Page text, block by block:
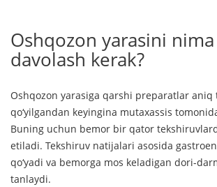
Oshqozon yarasini
davolash kerak?
Oshqozon yarasiga qarshi preparatlar aniq
qo‘yilgandan keyingina mutaxassis
Buning uchun bemor bir qator
etiladi. Tekshiruv natijalari asosida
qo‘yadi va bemorga mos keladigan dori-
tanlaydi.